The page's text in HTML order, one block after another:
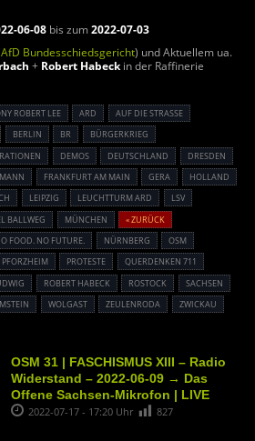
06-08 bis zum2022-07-03
AfD Bundesschiedsgericht) und Aktuellem ua.
+ Robert Habeckin der Raffinerie
ROBERT LEE ARD
AUF DIE STRASSE
BERLIN BR
BÜRGERKRIEG
DEMOS DEUTSCHLAND
DRESDEN
FRANKFURT AM MAIN GERA
HOLLAND
LEIPZIG LEUCHTTURM ARD
LSV
BALLWEG MÜNCHEN
« ZURÜCK
FOOD. NO FUTURE. NÜRNBERG
OSM
PFORZHEIM PROTESTE
QUERDENKEN 711
ROBERT HABECK ROSTOCK
SACHSEN
WOLGAST ZEULENRODA ZWICKAU
OSM 31 | FASCHISMUS XIII – Radio
Widerstand – 2022-06-09 → Das
Offene Sachsen-Mikrofon | LIVE
2022-07-17 - 17:20 Uhr 827